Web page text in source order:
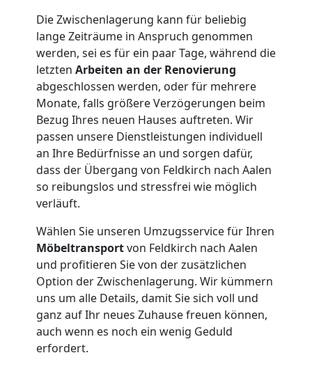
Die Zwischenlagerung kann für beliebig
lange Zeiträume in Anspruch genommen
werden, sei es für ein paar Tage, während die
letzten Arbeiten an der Renovierung
abgeschlossen werden, oder für mehrere
Monate, falls größere Verzögerungen beim
Bezug Ihres neuen Hauses auftreten. Wir
passen unsere Dienstleistungen individuell
an Ihre Bedürfnisse an und sorgen dafür,
dass der Übergang von Feldkirch nach Aalen
so reibungslos und stressfrei wie möglich
verläuft.
Wählen Sie unseren Umzugsservice für Ihren
Möbeltransportvon Feldkirch nach Aalen
und profitieren Sie von der zusätzlichen
Option der Zwischenlagerung. Wir kümmern
uns um alle Details, damit Sie sich voll und
ganz auf Ihr neues Zuhause freuen können,
auch wenn es noch ein wenig Geduld
erfordert.